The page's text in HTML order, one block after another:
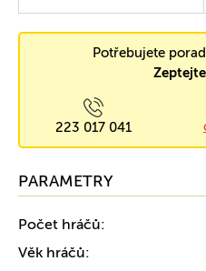
Potřebujete
223 017 041
PARAMETRY
Počet hráčů:
Věk hráčů: